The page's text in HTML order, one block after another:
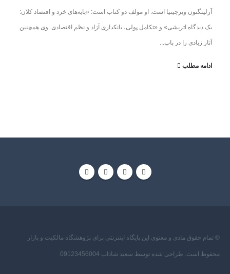
آرلینگتون ویرجینیا است. او مولف دو کتاب است: «پایه‌های خرد و اقتصاد کلان:
یک دیدگاه اتریشی» و «تکامل پولی، بانکداری آزاد و نظم اقتصادی. وی همچنین
آثار زیادی را در باب...
ادامه مطلب
© تمام حقوق مادی و معنوی این پایگاه اینترنتی برای پژوهشگاه مالکیت و بازار
محفوظ است. طراحی شده توسط سعید شاداب 09123456004